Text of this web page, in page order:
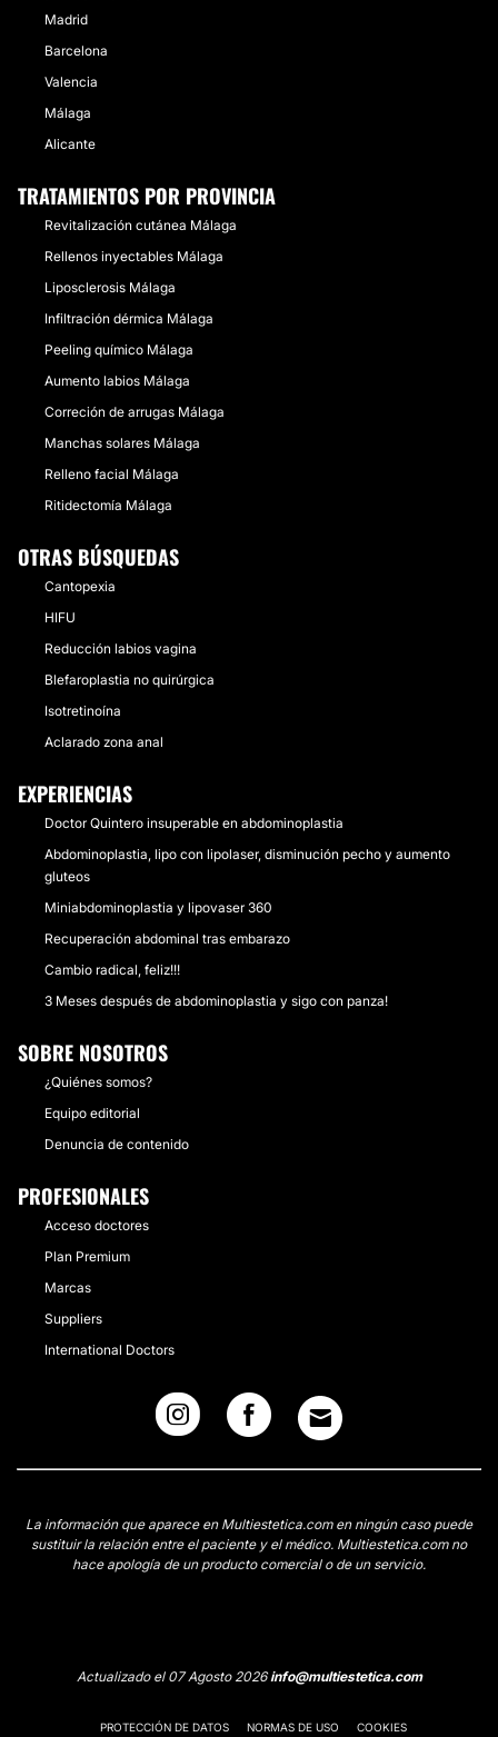
Madrid
Barcelona
Valencia
Málaga
Alicante
TRATAMIENTOS POR PROVINCIA
Revitalización cutánea Málaga
Rellenos inyectables Málaga
Liposclerosis Málaga
Infiltración dérmica Málaga
Peeling químico Málaga
Aumento labios Málaga
Correción de arrugas Málaga
Manchas solares Málaga
Relleno facial Málaga
Ritidectomía Málaga
OTRAS BÚSQUEDAS
Cantopexia
HIFU
Reducción labios vagina
Blefaroplastia no quirúrgica
Isotretinoína
Aclarado zona anal
EXPERIENCIAS
Doctor Quintero insuperable en abdominoplastia
Abdominoplastia, lipo con lipolaser, disminución pecho y aumento
gluteos
Miniabdominoplastia y lipovaser 360
Recuperación abdominal tras embarazo
Cambio radical, feliz!!!
3 Meses después de abdominoplastia y sigo con panza!
SOBRE NOSOTROS
¿Quiénes somos?
Equipo editorial
Denuncia de contenido
PROFESIONALES
Acceso doctores
Plan Premium
Marcas
Suppliers
International Doctors
La información que aparece en Multiestetica.com en ningún caso puede
sustituir la relación entre el paciente y el médico. Multiestetica.com no
hace apología de un producto comercial o de un servicio.
Actualizado el 07 Agosto 2026info@multiestetica.com
PROTECCIÓN DE DATOS NORMAS DE USO COOKIES